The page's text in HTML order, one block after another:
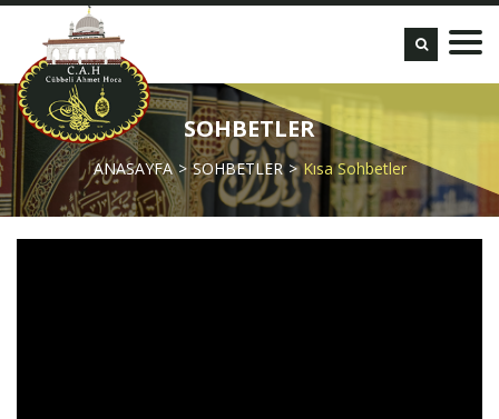
SOHBETLER
ANASAYFA SOHBETLER Kısa Sohbetler